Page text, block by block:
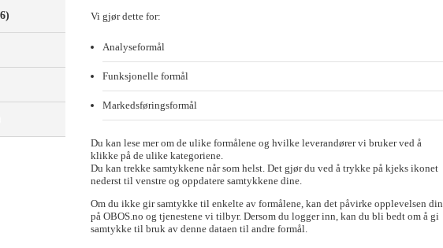
Vi gjør dette for:
Analyseformål
Funksjonelle formål
Markedsføringsformål
Du kan lese mer om de ulike formålene og hvilke leverandører vi bruker ved å
klikke på de ulike kategoriene.
Du kan trekke samtykkene når som helst. Det gjør du ved å trykke på kjeks ikonet
nederst til venstre og oppdatere samtykkene dine.
Om du ikke gir samtykke til enkelte av formålene, kan det påvirke opplevelsen din
på OBOS.no og tjenestene vi tilbyr. Dersom du logger inn, kan du bli bedt om å gi
samtykke til bruk av denne dataen til andre formål.